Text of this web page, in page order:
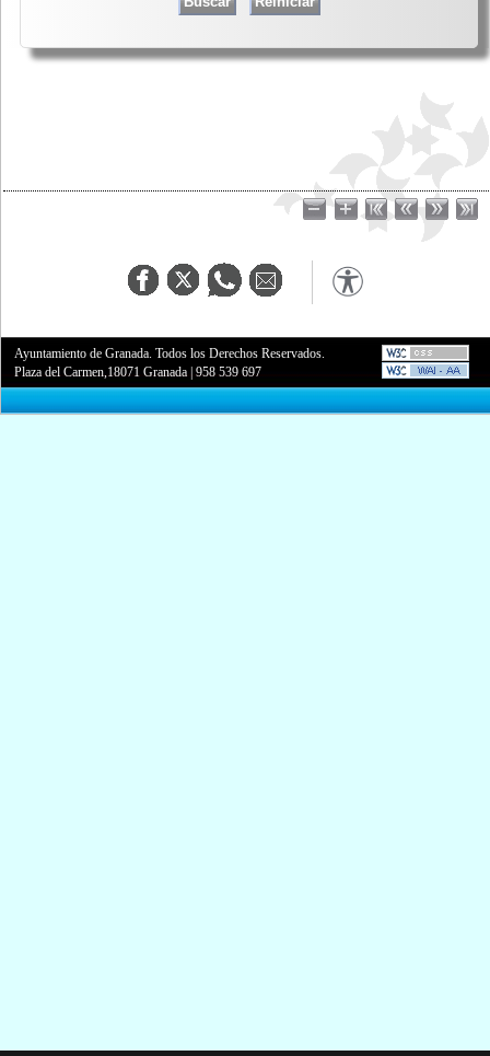
Ayuntamiento de Granada. Todos los Derechos Reservados.
Plaza del Carmen,18071 Granada |958 539 697